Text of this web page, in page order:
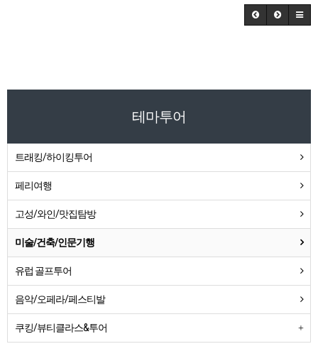
테마투어
트래킹/하이킹투어
페리여행
고성/와인/맛집탐방
미술/건축/인문기행
유럽 골프투어
음악/오페라/페스티발
쿠킹/뷰티클라스&투어